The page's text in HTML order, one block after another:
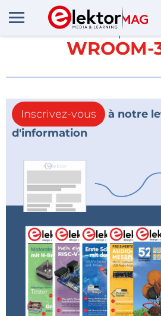
En savoir plus
WROOM-
Inscrivez-vous
à notre
d'information